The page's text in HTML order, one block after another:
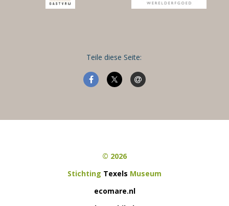
Teile diese Seite:
© 2026
Stichting Texels Museum
ecomare.nl